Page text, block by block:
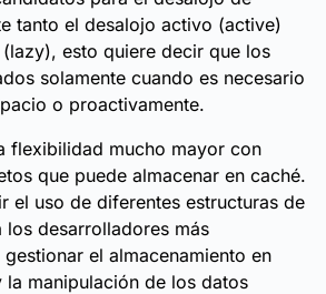
tanto el desalojo activo (active)
esto quiere decir que los
solamente cuando es necesario
o proactivamente.
flexibilidad mucho mayor con
que puede almacenar en caché.
el uso de diferentes estructuras de
desarrolladores más
el almacenamiento en
la manipulación de los datos